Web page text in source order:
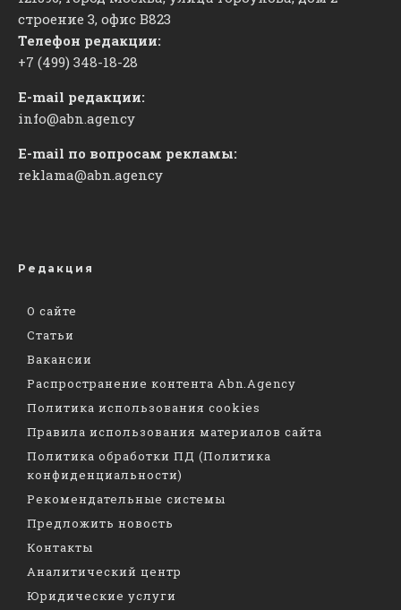
строение 3, офис ​В823
Телефон редакции:
+7 (499) 348-18-28
E-mail редакции:
info@abn.agency
E-mail по вопросам рекламы:
reklama@abn.agency
Редакция
О сайте
Статьи
Вакансии
Распространение контента Abn.Agency
Политика использования cookies
Правила использования материалов сайта
Политика обработки ПД (Политика
конфиденциальности)
Рекомендательные системы
Предложить новость
Контакты
Аналитический центр
Юридические услуги